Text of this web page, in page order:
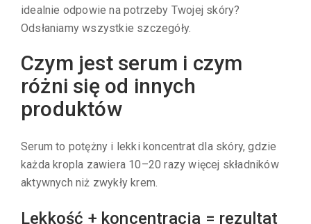
idealnie odpowie na potrzeby Twojej skóry?
Odsłaniamy wszystkie szczegóły.
Czym jest serum i czym
różni się od innych
produktów
Serum to potężny i lekki koncentrat dla skóry, gdzie
każda kropla zawiera 10–20 razy więcej składników
aktywnych niż zwykły krem.
Lekkość + koncentracja = rezultat